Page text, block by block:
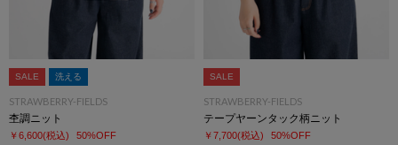
SALE 洗える
STRAWBERRY-FIELDS
杢調ニット
￥6,600(税込) 50%OFF
SALE
STRAWBERRY-FIELDS
テープヤーンタック柄ニット
￥7,700(税込) 50%OFF